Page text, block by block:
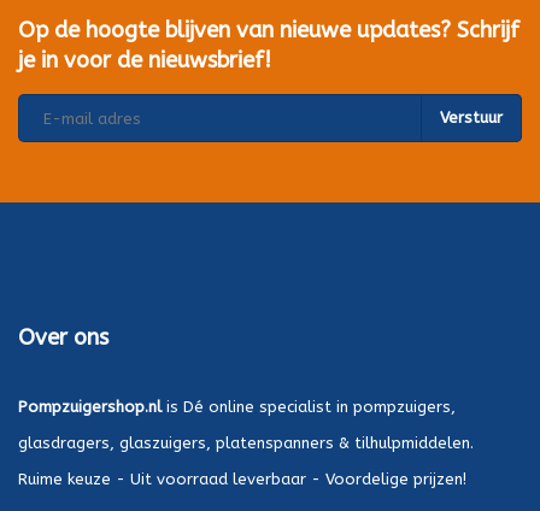
Op de hoogte blijven van nieuwe updates? Schrijf
je in voor de nieuwsbrief!
Verstuur
Over ons
Pompzuigershop.nlis Dé online specialist in pompzuigers,
glasdragers, glaszuigers, platenspanners & tilhulpmiddelen.
Ruime keuze - Uit voorraad leverbaar - Voordelige prijzen!